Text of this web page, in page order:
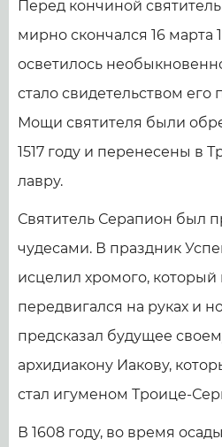
Перед кончиной
мирно скончался 16 марта
осветилось
стало свидетельством
Мощи святителя были
1517 году и перенесены в
лавру.
Святитель Серапион был
чудесами. В праздник
исцелил хромого, который
передвигался на руках и
предсказал будущее
архидиакону Иакову,
стал игуменом Троице-
В 1608 году, во время